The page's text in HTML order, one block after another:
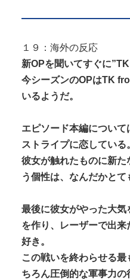
１９：海外の反応
新OPを聞いてすぐに
今シーズンのOPはTK
いるようだ。
エピソード本編につい
ストライプに恋している
彼女が触れたものに新
う個性は、なんだかとて
最後に彼女がやった大
を作り、レーザーで出
好き。
この戦いを終わらせる最
ちろん圧倒的な軍事力の